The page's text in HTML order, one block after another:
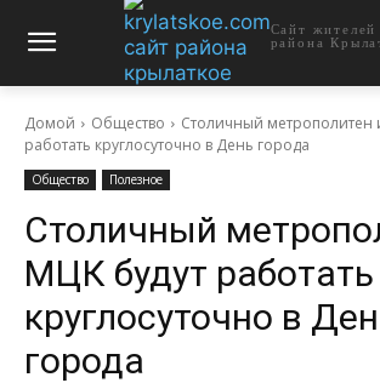
Сайт жителей
района
Домой Общество
Столичный метрополитен
работать круглосуточно в День города
Общество Полезное
Столичный
МЦК будут работать
круглосуточно в
города